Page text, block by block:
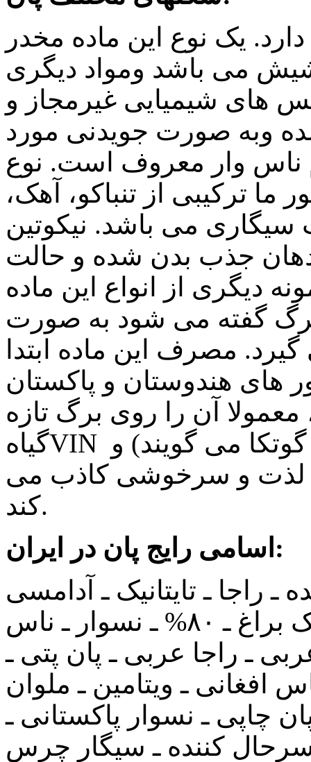
یک نوع این ماده مخدر
می باشد ومواد دیگری
های شیمیایی غیرمجاز و
وبه صورت جویدنی مورد
ناس وار معروف است. نوع
ما ترکیبی از تنباکو، آهک،
می باشد. نیکوتین
جذب بدن شده و حالت
دیگری از انواع این ماده
گفته می شود به صورت
مصرف این ماده ابتدا
های هندوستان و پاکستان
معمولا آن را روی برگ تازه
گیاهVIN پیچانده ( که در این صورت به آن گوتکا می گویند) و
لذت و سرخوشی کاذب می
کند.
اسامی رایج پان در ایران:
راجا ـ تایتانیک ـ آدامسی
ـ ۱۰۰% ـ پان ۲ ـ پان ۴ ـ ‏پان پرک براغ ـ ۸۰% ـ نسوار ـ ناس
ـ راجا عربی ـ پان ‏پتی ـ
افغانی ـ ویتامین ـ ملوان
چاپی ـ نسوار پاکستانی ـ
کننده ـ سیگار چرس